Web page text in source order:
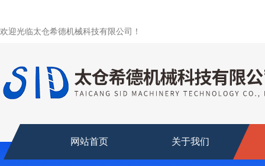
欢迎光临太仓希德机械科技有限公司！
网站首页 关于我们